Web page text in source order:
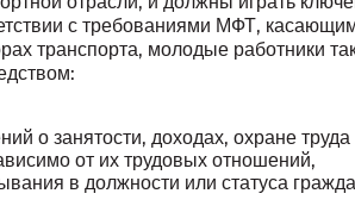
с требованиями МФТ,
транспорта, молодые работники
о занятости, доходах, охране
от их трудовых отношений,
в должности или статуса